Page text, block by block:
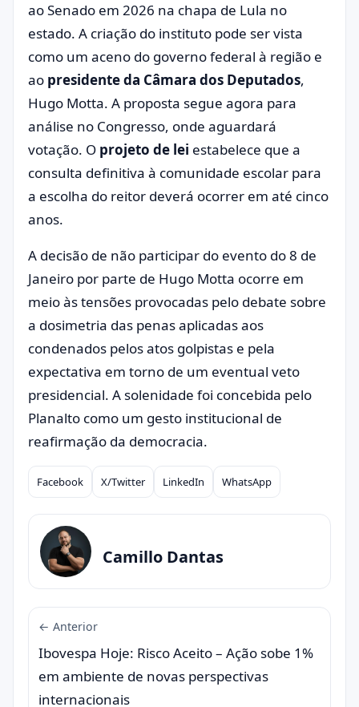
ao Senado em 2026 na chapa de Lula no
estado. A criação do instituto pode ser vista
como um aceno do governo federal à região e
ao presidente da Câmara dos Deputados,
Hugo Motta. A proposta segue agora para
análise no Congresso, onde aguardará
votação. O projeto de lei estabelece que a
consulta definitiva à comunidade escolar para
a escolha do reitor deverá ocorrer em até cinco
anos.
A decisão de não participar do evento do 8 de
Janeiro por parte de Hugo Motta ocorre em
meio às tensões provocadas pelo debate sobre
a dosimetria das penas aplicadas aos
condenados pelos atos golpistas e pela
expectativa em torno de um eventual veto
presidencial. A solenidade foi concebida pelo
Planalto como um gesto institucional de
reafirmação da democracia.
Compartilhar
Facebook X/Twitter LinkedIn WhatsApp
Camillo Dantas
← Anterior
Ibovespa Hoje: Risco Aceito – Ação sobe 1%
em ambiente de novas perspectivas
internacionais